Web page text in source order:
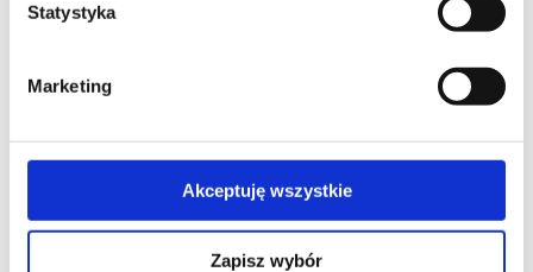
Statystyka
Marketing
Akceptuję wszystkie
Zapisz wybór
O NAS OFERTA ONLINE PRODUCENCI
BLOG
PRZEWODNIK
SŁOWNIK